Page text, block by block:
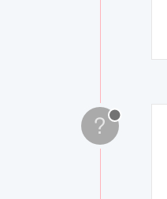
?